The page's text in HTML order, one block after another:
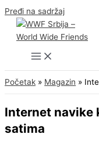
Pređi na sadržaj
Početak Magazin
Internet navike
satima